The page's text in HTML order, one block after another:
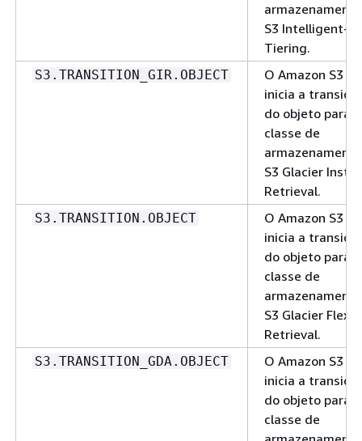
armazenamento
S3 Intelligent-
Tiering.
S3.TRANSITION_GIR.OBJECT
O Amazon S3
inicia a
do objeto para a
classe de
armazenamento
S3 Glacier
Retrieval.
S3.TRANSITION.OBJECT
O Amazon S3
inicia a
do objeto para a
classe de
armazenamento
S3 Glacier
Retrieval.
S3.TRANSITION_GDA.OBJECT
O Amazon S3
inicia a
do objeto para a
classe de